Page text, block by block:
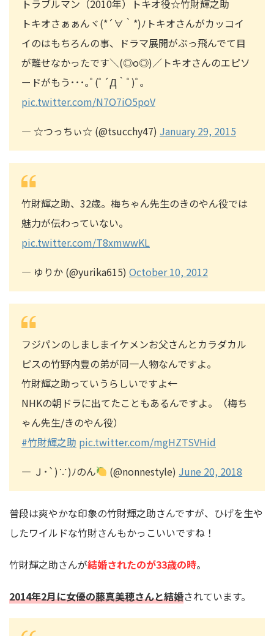
トラブルマン（2010年）トキオ役☆竹財輝之助
トキオさぁぁんヾ(*´∀｀*)ﾉトキオさんがカッコイ
イのはもちろんの事、ドラマ展開がぶっ飛んでて目
が離せなかったです＼(◎o◎)／トキオさんのエピソ
ードがもう･･･｡ﾟ(ﾟ´Д｀ﾟ)ﾟ｡
pic.twitter.com/N7O7iO5poV
— ☆つっちぃ☆ (@tsucchy47) January 29, 2015
竹財輝之助、32歳。梅ちゃん先生のきのやん役では
魅力が伝わっていない。
pic.twitter.com/T8xmwwKL
— ゆりか (@yurika615) October 10, 2012
フジパンのしましまイケメンお父さんとカラダカル
ピスの竹野内豊の弟が同一人物なんですよ。
竹財輝之助っていうらしいですよ←
NHKの朝ドラに出てたこともあるんですよ。（梅ち
ゃん先生/きのやん役）
#竹財輝之助 pic.twitter.com/mgHZTSVHid
— Ｊ･`)∵)ﾉのん
(@nonnestyle) June 20, 2018
普段は爽やかな印象の竹財輝之助さんですが、ひげを生や
したワイルドな竹財さんもかっこいいですね！
竹財輝之助さんが結婚されたのが33歳の時。
2014年2月に女優の藤真美穂さんと結婚されています。